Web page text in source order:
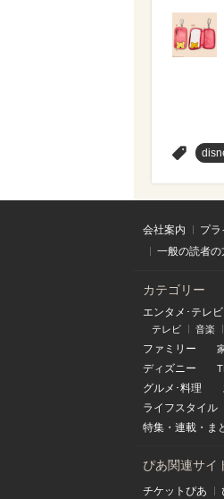
会社案内 プラ
一般の読者
カテゴリー
エンタメ･テレビ
テレビ 音楽
ファミリー
ディズニー
グルメ･料理
ライフスタイル
特集 ・ 連載 ・ ま
ぴあ関連サイ
チケットぴあ